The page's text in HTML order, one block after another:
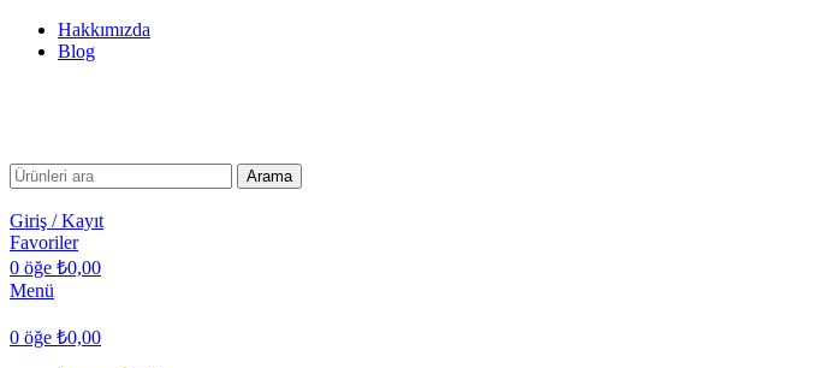
Hakkımızda
Blog
Arama
Giriş / Kayıt
Favoriler
0 öğe ₺0,00
Menü
0 öğe ₺0,00